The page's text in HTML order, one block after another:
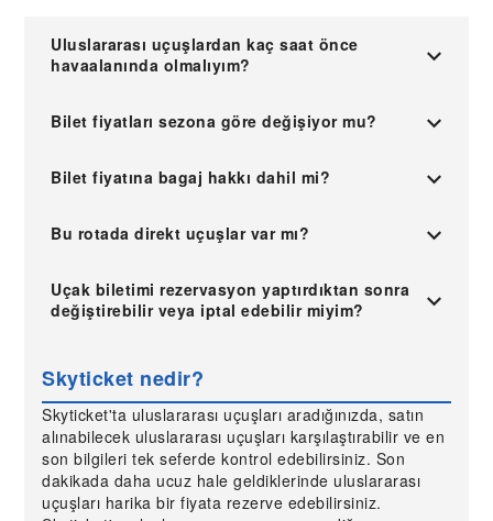
Uluslararası uçuşlardan kaç saat önce
havaalanında olmalıyım?
Bilet fiyatları sezona göre değişiyor mu?
Bilet fiyatına bagaj hakkı dahil mi?
Bu rotada direkt uçuşlar var mı?
Uçak biletimi rezervasyon yaptırdıktan sonra
değiştirebilir veya iptal edebilir miyim?
Skyticket nedir?
Skyticket'ta uluslararası uçuşları aradığınızda, satın
alınabilecek uluslararası uçuşları karşılaştırabilir ve en
son bilgileri tek seferde kontrol edebilirsiniz. Son
dakikada daha ucuz hale geldiklerinde uluslararası
uçuşları harika bir fiyata rezerve edebilirsiniz.